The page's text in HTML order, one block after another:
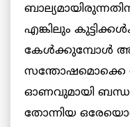
എങ്കിലും
കേള്‍ക്കുമ്പോള്‍
സന്തോഷമൊക്കെ
ഓണവുമായി
തോന്നിയ